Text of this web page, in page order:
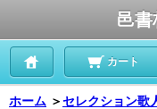
邑
カート
ホーム ＞セレクション歌